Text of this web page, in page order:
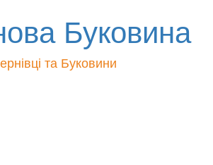
Буковина
та Буковини